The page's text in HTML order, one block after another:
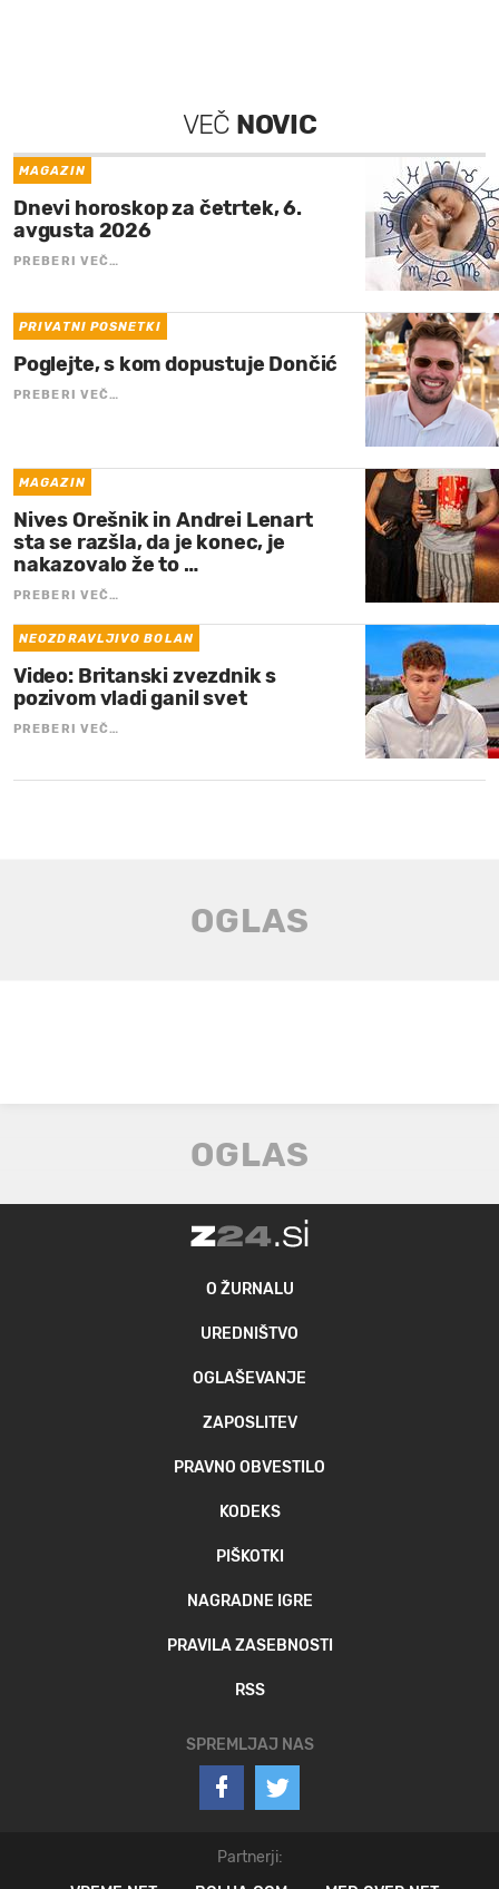
VEČ NOVIC
MAGAZIN
Dnevi horoskop za četrtek, 6.
avgusta 2026
PREBERI VEČ…
PRIVATNI POSNETKI
Poglejte, s kom dopustuje Dončić
PREBERI VEČ…
MAGAZIN
Nives Orešnik in Andrei Lenart
sta se razšla, da je konec, je
nakazovalo že to …
PREBERI VEČ…
NEOZDRAVLJIVO BOLAN
Video: Britanski zvezdnik s
pozivom vladi ganil svet
PREBERI VEČ…
O ŽURNALU
UREDNIŠTVO
OGLAŠEVANJE
ZAPOSLITEV
PRAVNO OBVESTILO
KODEKS
PIŠKOTKI
NAGRADNE IGRE
PRAVILA ZASEBNOSTI
RSS
SPREMLJAJ NAS
Partnerji: